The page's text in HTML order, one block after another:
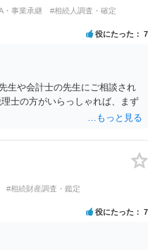
とも考えられます。 ご質問：書
回答： お姉さんが申立書の「申
産の分け方に対して意見があれ
「申立ての理由」のところに、
かささんと話合いが出来ない／
ささん・お姉さん間の事情やい
、あかささんから見てそれは違
のか、など書くとよいです。 そ
いないけど、どのように遺産を
った方からお金を援助してもら
かない方が良いと思うことは、遺
を沢山盛り込むことだと考えま
留める方が、裁判所や調停委員
思います)。
・事業承継
#相続人調査・確定
役にたった 7
生や会計士の先生にご相談され
士の方がいらっしゃれば、まず
#相続財産調査・鑑定
役にたった 7